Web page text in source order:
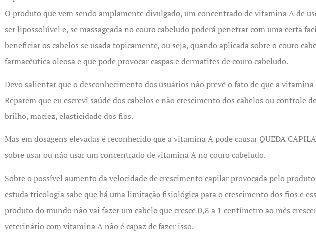
O produto que vem sendo amplamente divulgado, um concentrado de vitamina A de
ser lipossolúvel e, se massageada no couro cabeludo poderá penetrar com uma certa
beneficiar os cabelos se usada topicamente, ou seja, quando aplicada sobre o couro
farmacêutica oleosa e que pode provocar caspas e dermatites de couro cabeludo.
Devo salientar que o desconhecimento dos usuários não prevê o fato de que a
Reparem que eu escrevi saúde dos cabelos e não crescimento dos cabelos ou controle
brilho, maciez, elasticidade dos fios.
Mas em dosagens elevadas é reconhecido que a vitamina A pode causar QUEDA
sobre usar ou não usar um concentrado de vitamina A no couro cabeludo.
Sobre o possível aumento da velocidade de crescimento capilar provocada pelo
estuda tricologia sabe que há uma limitação fisiológica para o crescimento dos fios e
produto do mundo não vai fazer um cabelo que cresce 0,8 a 1 centímetro ao mês
veterinário com vitamina A não é capaz de fazer isso.